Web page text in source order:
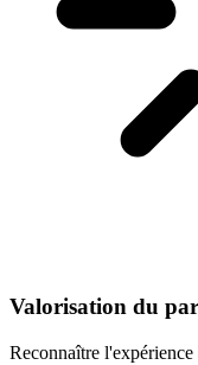
Valorisation du
Reconnaître